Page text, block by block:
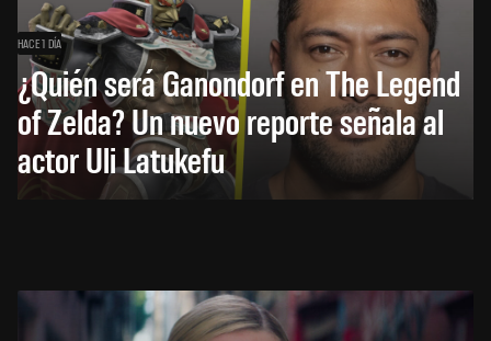
HACE 1 DÍA
¿Quién será Ganondorf en The Legend
of Zelda? Un nuevo reporte señala al
actor Uli Latukefu